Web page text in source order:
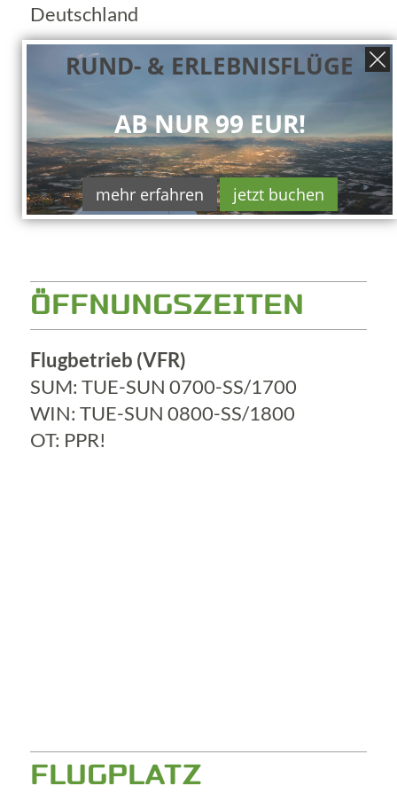
Deutschland
+49 (8086) 94 001
CWhatsApp
ÖFFNUNGSZEITEN
Flugbetrieb (VFR)
SUM: TUE-SUN 0700-SS/1700
WIN: TUE-SUN 0800-SS/1800
OT: PPR!
FLUGPLATZ
RUND- & ERLEBNISFLÜGE
AB NUR 99 EUR!
mehr erfahren jetzt buchen